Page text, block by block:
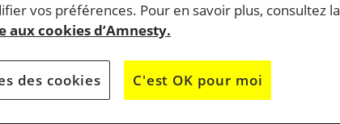
vos préférences. Pour en savoir plus, consultez la
cookies d’Amnesty.
des cookies C'est OK pour moi